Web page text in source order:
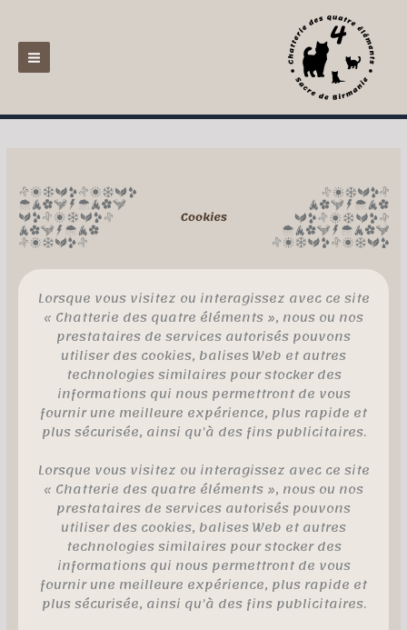
contenu
Lorsque vous visitez ou interagissez avec ce site
« Chatterie des quatre éléments », nous ou nos
prestataires de services autorisés pouvons
utiliser des cookies, balises Web et autres
technologies similaires pour stocker des
informations qui nous permettront de vous
fournir une meilleure expérience, plus rapide et
plus sécurisée, ainsi qu’à des fins publicitaires.
Lorsque vous visitez ou interagissez avec ce site
« Chatterie des quatre éléments », nous ou nos
prestataires de services autorisés pouvons
utiliser des cookies, balises Web et autres
technologies similaires pour stocker des
informations qui nous permettront de vous
fournir une meilleure expérience, plus rapide et
plus sécurisée, ainsi qu’à des fins publicitaires.